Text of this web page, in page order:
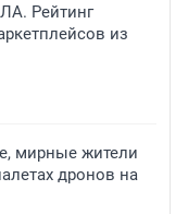
Рейтинг
из
мирные жители
дронов на